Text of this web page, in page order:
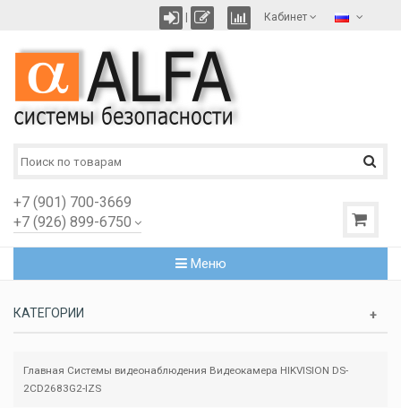
Кабинет
+7 (901) 700-3669
+7 (926) 899-6750
Меню
КАТЕГОРИИ
Главная Системы видеонаблюдения Видеокамера HIKVISION DS-
2CD2683G2-IZS